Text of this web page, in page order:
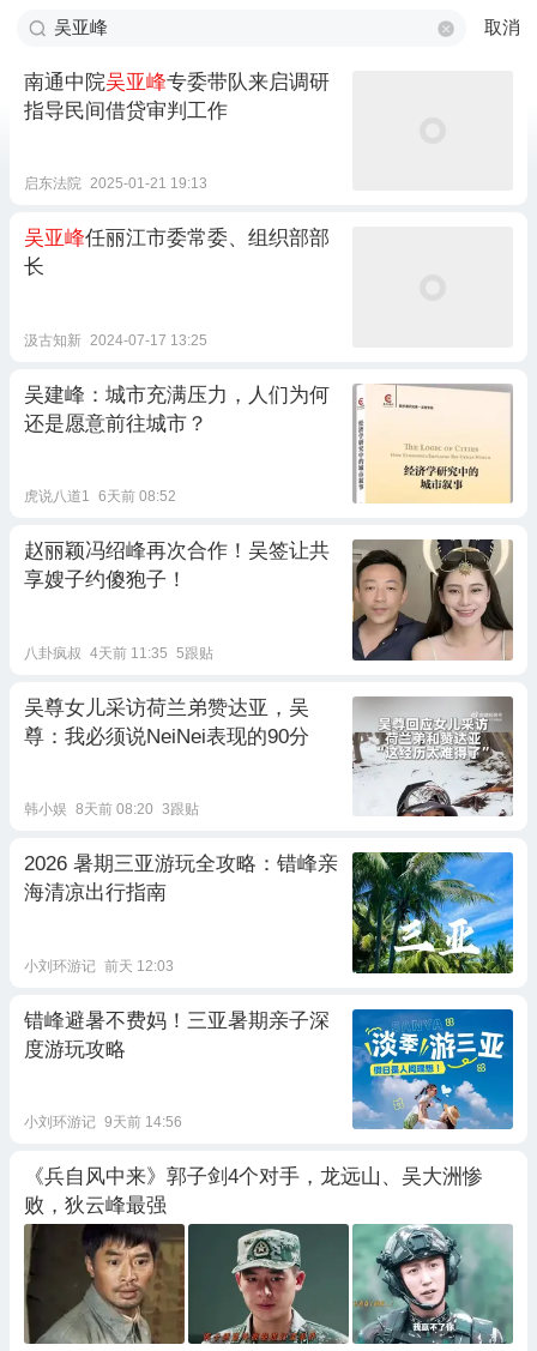
取消
南通中院吴亚峰专委带队来启调研
指导民间借贷审判工作
启东法院 2025-01-21 19:13
吴亚峰任丽江市委常委、组织部部
长
汲古知新 2024-07-17 13:25
吴建峰：城市充满压力，人们为何
还是愿意前往城市？
虎说八道1 6天前 08:52
赵丽颖冯绍峰再次合作！吴签让共
享嫂子约傻狍子！
八卦疯叔 4天前 11:35 5跟贴
吴尊女儿采访荷兰弟赞达亚，吴
尊：我必须说NeiNei表现的90分
韩小娱 8天前 08:20 3跟贴
2026 暑期三亚游玩全攻略：错峰亲
海清凉出行指南
小刘环游记 前天 12:03
错峰避暑不费妈！三亚暑期亲子深
度游玩攻略
小刘环游记 9天前 14:56
《兵自风中来》郭子剑4个对手，龙远山、吴大洲惨
败，狄云峰最强